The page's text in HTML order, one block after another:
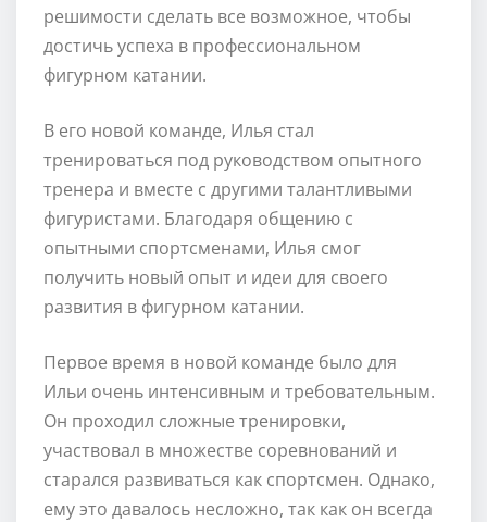
решимости сделать все возможное, чтобы
достичь успеха в профессиональном
фигурном катании.
В его новой команде, Илья стал
тренироваться под руководством опытного
тренера и вместе с другими талантливыми
фигуристами. Благодаря общению с
опытными спортсменами, Илья смог
получить новый опыт и идеи для своего
развития в фигурном катании.
Первое время в новой команде было для
Ильи очень интенсивным и требовательным.
Он проходил сложные тренировки,
участвовал в множестве соревнований и
старался развиваться как спортсмен. Однако,
ему это давалось несложно, так как он всегда